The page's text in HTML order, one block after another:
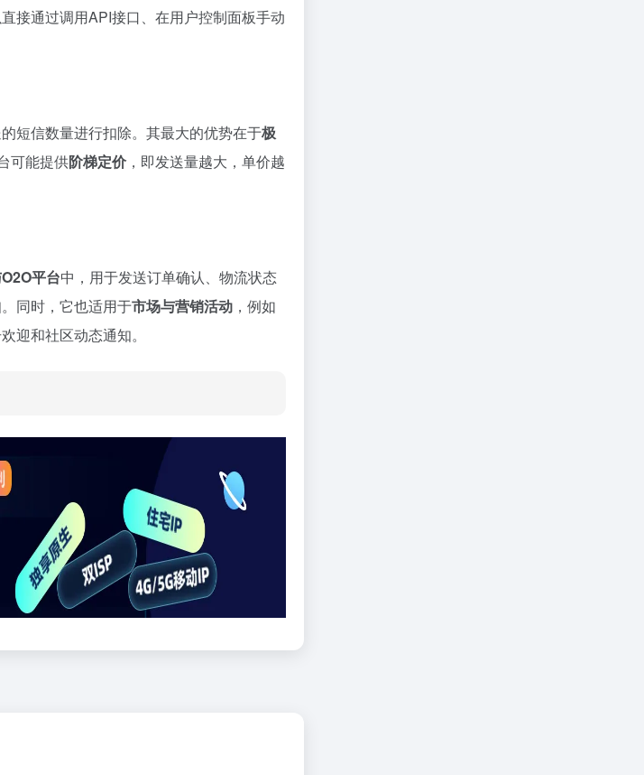
接通过调用API接口、在用户控制面板手动
短信数量进行扣除。其最大的优势在于极
可能提供阶梯定价，即发送量越大，单价越
平台中，用于发送订单确认、物流状态
同时，它也适用于市场与营销活动 ，例如
迎和社区动态通知。